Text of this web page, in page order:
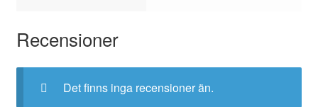
Recensioner
Det finns inga recensioner än.